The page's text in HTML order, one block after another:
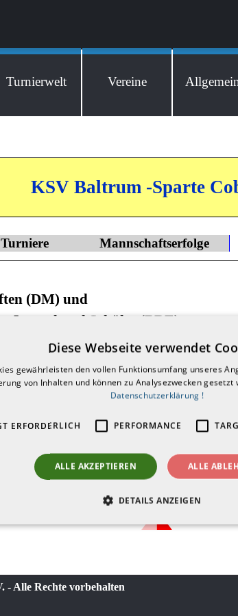
Menü überspringen
Turnierwelt Vereine
KSV Baltrum -Sparte
Mannschaftserfolge
(DM) und
Jugend und Schüler (BRE)
1985, 1990, 1996 und 2010
- Alle Rechte vorbehalten
Diese Webseite verwendet
gewährleisten den vollen Funktionsumfang unseres
von Inhalten und können zu Analysezwecken gesetzt
Datenschutzerklärung !
ERFORDERLICH PERFORMANCE
ALLE AKZEPTIEREN ALLE
DETAILS ANZEIGEN